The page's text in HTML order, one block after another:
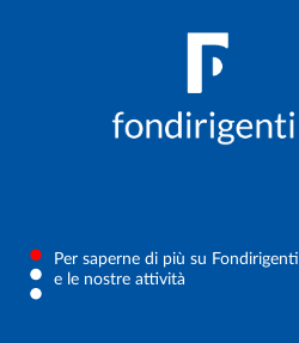
Per saperne di più su Fondirigenti
e le nostre attività